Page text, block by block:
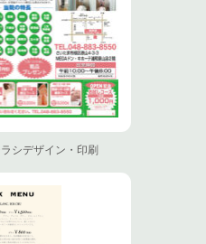
シデザイン・印刷